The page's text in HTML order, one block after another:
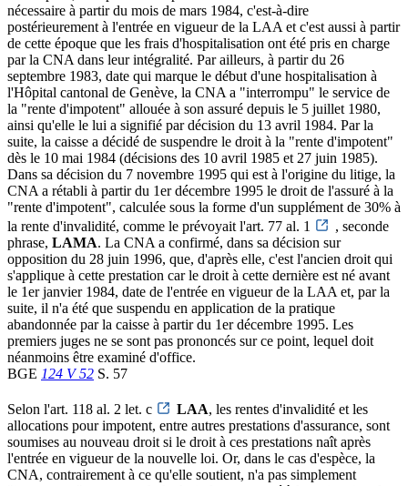
nécessaire à partir du mois de mars 1984, c'est-à-dire
postérieurement à l'entrée en vigueur de la LAA et c'est aussi à partir
de cette époque que les frais d'hospitalisation ont été pris en charge
par la CNA dans leur intégralité. Par ailleurs, à partir du 26
septembre 1983, date qui marque le début d'une hospitalisation à
l'Hôpital cantonal de Genève, la CNA a "interrompu" le service de
la "rente d'impotent" allouée à son assuré depuis le 5 juillet 1980,
ainsi qu'elle le lui a signifié par décision du 13 avril 1984. Par la
suite, la caisse a décidé de suspendre le droit à la "rente d'impotent"
dès le 10 mai 1984 (décisions des 10 avril 1985 et 27 juin 1985).
Dans sa décision du 7 novembre 1995 qui est à l'origine du litige, la
CNA a rétabli à partir du 1er décembre 1995 le droit de l'assuré à la
"rente d'impotent", calculée sous la forme d'un supplément de 30% à
la rente d'invalidité, comme le prévoyait l'art. 77 al. 1
, seconde
phrase, LAMA. La CNA a confirmé, dans sa décision sur
opposition du 28 juin 1996, que, d'après elle, c'est l'ancien droit qui
s'applique à cette prestation car le droit à cette dernière est né avant
le 1er janvier 1984, date de l'entrée en vigueur de la LAA et, par la
suite, il n'a été que suspendu en application de la pratique
abandonnée par la caisse à partir du 1er décembre 1995. Les
premiers juges ne se sont pas prononcés sur ce point, lequel doit
néanmoins être examiné d'office.
BGE 124 V 52 S. 57
Selon l'art. 118 al. 2 let. c LAA, les rentes d'invalidité et les
allocations pour impotent, entre autres prestations d'assurance, sont
soumises au nouveau droit si le droit à ces prestations naît après
l'entrée en vigueur de la nouvelle loi. Or, dans le cas d'espèce, la
CNA, contrairement à ce qu'elle soutient, n'a pas simplement